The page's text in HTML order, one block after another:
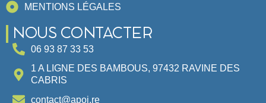
MENTIONS LÉGALES
NOUS CONTACTER
06 93 87 33 53
1 A LIGNE DES BAMBOUS, 97432 RAVINE DES
CABRIS
contact@apoi.re